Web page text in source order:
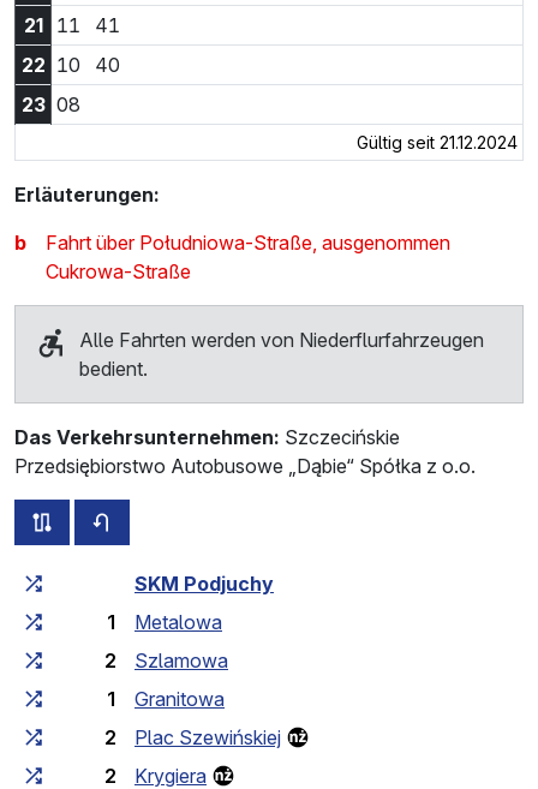
21
11 21:11 Uhr
41
22 10 22:10 Uhr
40
23 08
Gültig seit 21.12.2024
Erläuterungen:
b
Fahrt über Południowa-Straße, ausgenommen
Cukrowa-Straße
Alle Fahrten werden von Niederflurfahrzeugen
bedient.
Das Verkehrsunternehmen: Szczecińskie
Przedsiębiorstwo Autobusowe „Dąbie“ Spółka z o.o.
alle Strecken dieser Linie
Fahrtzeit zunehmend Fahrtzeit zwischen den
SKM Podjuchy
1
Metalowa
2
Szlamowa
1
Granitowa
2
Plac Szewińskiej
2
Krygiera